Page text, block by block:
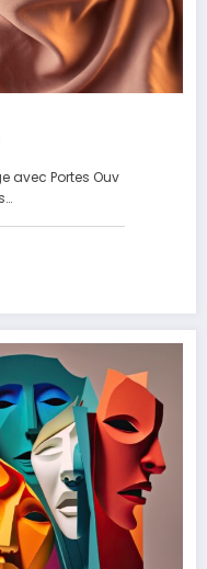
avec Portes Ouv